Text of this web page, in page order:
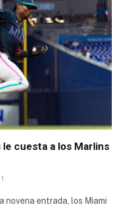
le cuesta a los Marlins
1
novena entrada, los Miami